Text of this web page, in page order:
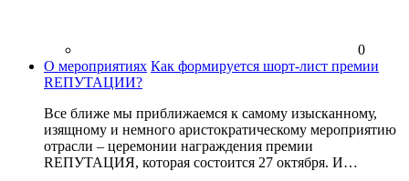
0
О мероприятиях Как формируется шорт-лист премии
RЕПУТАЦИИ?
Все ближе мы приближаемся к самому изысканному,
изящному и немного аристократическому мероприятию
отрасли – церемонии награждения премии
RЕПУТАЦИЯ, которая состоится 27 октября. И…